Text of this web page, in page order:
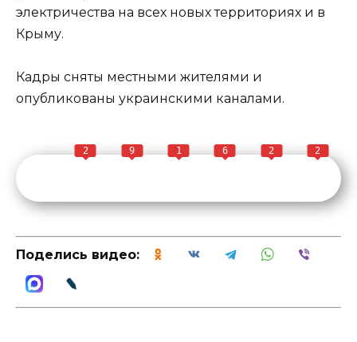
электричества на всех новых территориях и в
Крыму.
Кадры сняты местными жителями и
опубликованы украинскими каналами.
2 9 1 6 2 2
Поделись видео: